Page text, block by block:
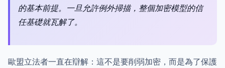
的基本前提。一旦允許例外掃描，整個加密模型的信
任基礎就瓦解了。
歐盟立法者一直在辯解：這不是要削弱加密，而是為了保護